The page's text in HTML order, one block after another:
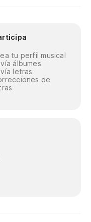
tu perfil musical
álbumes
letras
de